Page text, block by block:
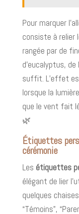
Pour marquer
consiste à relier
rangée par de
d’eucalyptus,
suffit. L’effet
lorsque la
que le vent fait
🌿
Étiquettes
cérémonie
Les étiquettes
élégant de lier
quelques
“Témoins”,